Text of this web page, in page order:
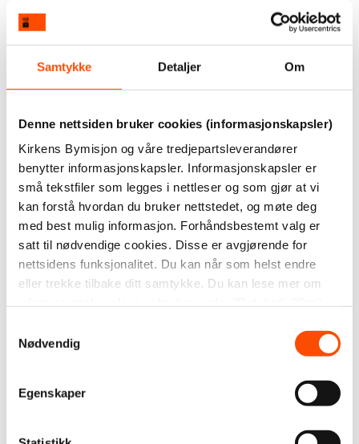
Samtykke Detaljer Om
Denne nettsiden bruker cookies (informasjonskapsler)
Kirkens Bymisjon og våre tredjepartsleverandører
benytter informasjonskapsler. Informasjonskapsler er
små tekstfiler som legges i nettleser og som gjør at vi
kan forstå hvordan du bruker nettstedet, og møte deg
med best mulig informasjon. Forhåndsbestemt valg er
satt til nødvendige cookies. Disse er avgjørende for
nettsidens funksjonalitet. Du kan når som helst endre
eller trekke tilbake ditt samtykke. Du kan lese mer om
Nødvendig
Egenskaper
Statistikk